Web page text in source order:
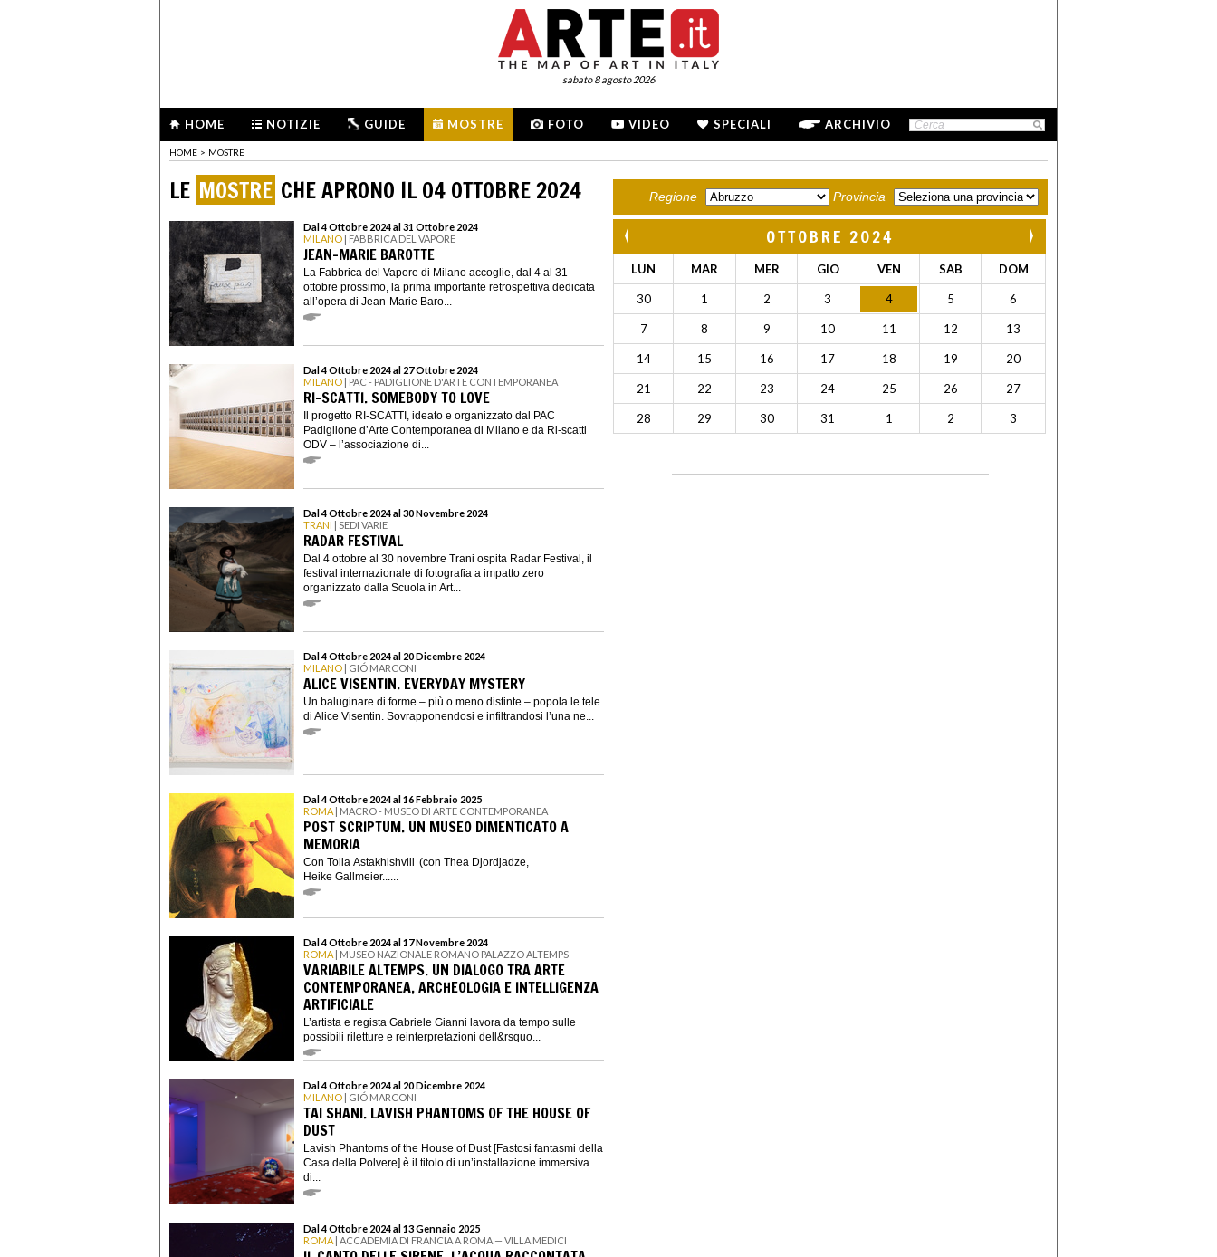
sabato 8 agosto 2026
HOME NOTIZIE GUIDE MOSTRE FOTO VIDEO SPECIALI ARCHIVIO
HOME > MOSTRE
LE MOSTRE CHE APRONO IL 04 OTTOBRE 2024
Dal 4 Ottobre 2024 al 31 Ottobre 2024
MILANO | FABBRICA DEL VAPORE
JEAN-MARIE BAROTTE
La Fabbrica del Vapore di Milano accoglie, dal 4 al 31
ottobre prossimo, la prima importante retrospettiva dedicata
all’opera di Jean-Marie Baro...
Dal 4 Ottobre 2024 al 27 Ottobre 2024
MILANO | PAC - PADIGLIONE D'ARTE CONTEMPORANEA
RI-SCATTI. SOMEBODY TO LOVE
Il progetto RI-SCATTI, ideato e organizzato dal PAC
Padiglione d’Arte Contemporanea di Milano e da Ri-scatti
ODV – l’associazione di...
Dal 4 Ottobre 2024 al 30 Novembre 2024
TRANI | SEDI VARIE
RADAR FESTIVAL
Dal 4 ottobre al 30 novembre Trani ospita Radar Festival, il
festival internazionale di fotografia a impatto zero
organizzato dalla Scuola in Art...
Dal 4 Ottobre 2024 al 20 Dicembre 2024
MILANO | GIÓ MARCONI
ALICE VISENTIN. EVERYDAY MYSTERY
Un baluginare di forme – più o meno distinte – popola le tele
di Alice Visentin. Sovrapponendosi e infiltrandosi l’una ne...
Dal 4 Ottobre 2024 al 16 Febbraio 2025
ROMA | MACRO - MUSEO DI ARTE CONTEMPORANEA
POST SCRIPTUM. UN MUSEO DIMENTICATO A
MEMORIA
Con Tolia Astakhishvili (con Thea Djordjadze,
Heike Gallmeier......
Dal 4 Ottobre 2024 al 17 Novembre 2024
ROMA | MUSEO NAZIONALE ROMANO PALAZZO ALTEMPS
VARIABILE ALTEMPS. UN DIALOGO TRA ARTE
CONTEMPORANEA, ARCHEOLOGIA E INTELLIGENZA
ARTIFICIALE
L’artista e regista Gabriele Gianni lavora da tempo sulle
possibili riletture e reinterpretazioni dell&rsquo...
Dal 4 Ottobre 2024 al 20 Dicembre 2024
MILANO | GIÓ MARCONI
TAI SHANI. LAVISH PHANTOMS OF THE HOUSE OF
DUST
Lavish Phantoms of the House of Dust [Fastosi fantasmi della
Casa della Polvere] è il titolo di un’installazione immersiva
di...
Dal 4 Ottobre 2024 al 13 Gennaio 2025
ROMA | ACCADEMIA DI FRANCIA A ROMA — VILLA MEDICI
Regione Provincia
OTTOBRE 2024
LUN MAR MER GIO VEN SAB DOM
30 1 2 3 4 5 6
7 8 9 10 11 12 13
14 15 16 17 18 19 20
21 22 23 24 25 26 27
28 29 30 31 1 2 3